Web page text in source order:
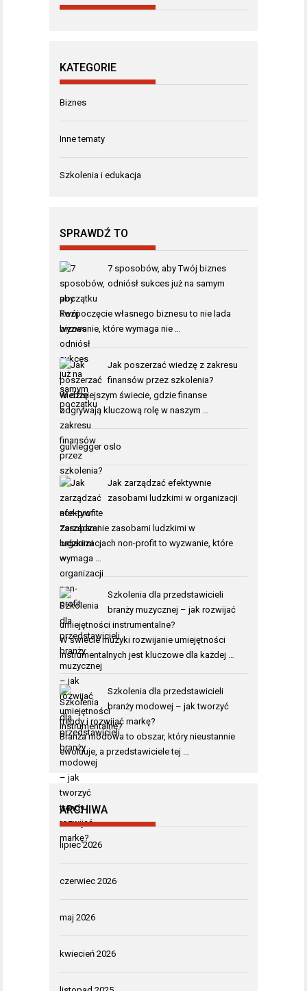
KATEGORIE
Biznes
Inne tematy
Szkolenia i edukacja
SPRAWDŹ TO
7 sposobów, aby Twój biznes
odniósł sukces już na samym
początku
Rozpoczęcie własnego biznesu to nie lada
wyzwanie, które wymaga nie …
Jak poszerzać wiedzę z zakresu
finansów przez szkolenia?
W dzisiejszym świecie, gdzie finanse
odgrywają kluczową rolę w naszym …
gulvlegger oslo
Jak zarządzać efektywnie
zasobami ludzkimi w organizacji
non-profit
Zarządzanie zasobami ludzkimi w
organizacjach non-profit to wyzwanie, które
wymaga …
Szkolenia dla przedstawicieli
branży muzycznej – jak rozwijać
umiejętności instrumentalne?
W świecie muzyki rozwijanie umiejętności
instrumentalnych jest kluczowe dla każdej …
Szkolenia dla przedstawicieli
branży modowej – jak tworzyć
trendy i rozwijać markę?
Branża modowa to obszar, który nieustannie
ewoluuje, a przedstawiciele tej …
ARCHIWA
lipiec 2026
czerwiec 2026
maj 2026
kwiecień 2026